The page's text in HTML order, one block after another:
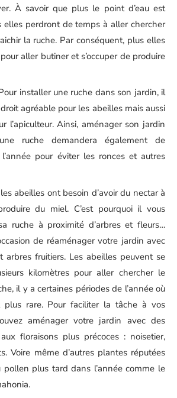
À savoir que plus le point d’eau est
elles perdront de temps à aller chercher
la ruche. Par conséquent, plus elles
aller butiner et s’occuper de produire
installer une ruche dans son jardin, il
agréable pour les abeilles mais aussi
l’apiculteur. Ainsi, aménager son jardin
ruche demandera également de
l’année pour éviter les ronces et autres
abeilles ont besoin d’avoir du nectar à
du miel. C’est pourquoi il vous
ruche à proximité d’arbres et fleurs…
de réaménager votre jardin avec
arbres fruitiers. Les abeilles peuvent se
kilomètres pour aller chercher le
il y a certaines périodes de l’année où
rare. Pour faciliter la tâche à vos
aménager votre jardin avec des
floraisons plus précoces : noisetier,
Voire même d’autres plantes réputées
plus tard dans l’année comme le